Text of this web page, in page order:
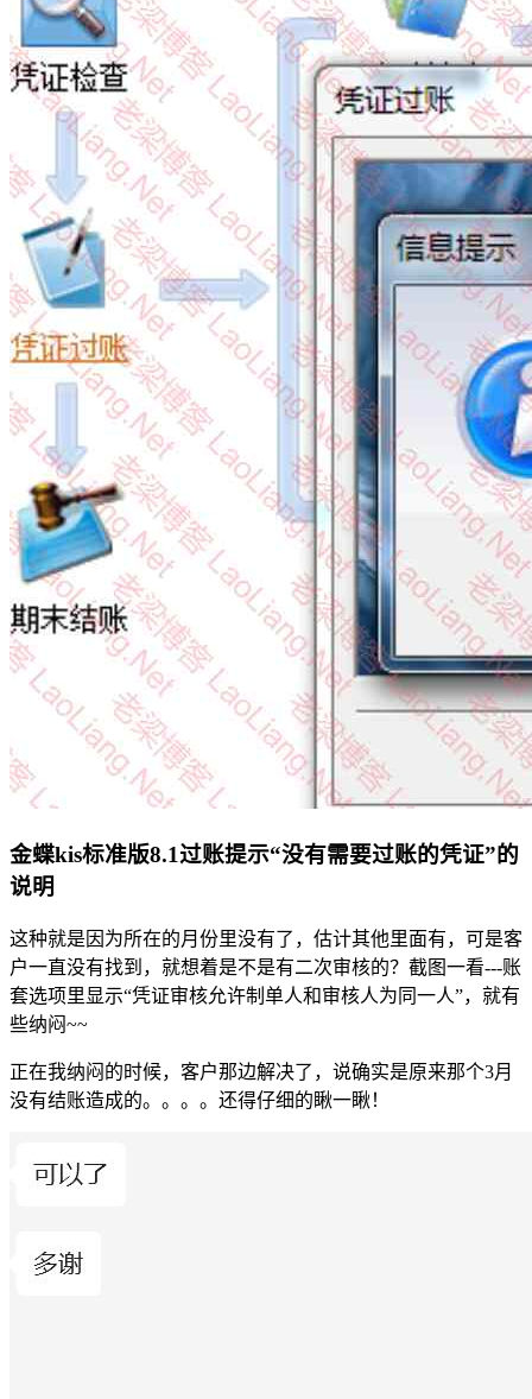
金蝶kis标准版8.1过账提示“没有需要过账的凭证”的
说明
这种就是因为所在的月份里没有了，估计其他里面有，可是客
户一直没有找到，就想着是不是有二次审核的？截图一看---账
套选项里显示“凭证审核允许制单人和审核人为同一人”，就有
些纳闷~~
正在我纳闷的时候，客户那边解决了，说确实是原来那个3月
没有结账造成的。。。。还得仔细的瞅一瞅！